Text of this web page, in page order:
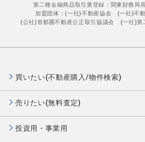
第二種金融商品取引業登録：関東財務局
加盟団体：(一社)不動産協会 (一社)不
(公社)首都圏不動産公正取引協議会 (一社)第
買いたい(不動産購入/物件検索)
売りたい(無料査定)
投資用・事業用